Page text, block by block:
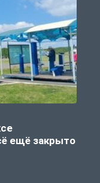
ещё закрыто